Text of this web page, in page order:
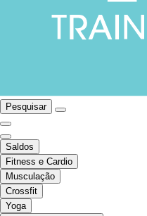
Pesquisar
Saldos
Fitness e Cardio
Musculação
Crossfit
Yoga